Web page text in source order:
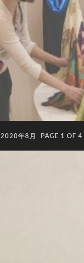
2020年8月 PAGE 1 OF 4